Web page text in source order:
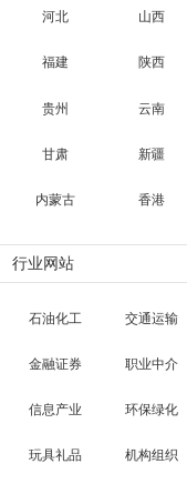
河北 山西
福建 陕西
贵州 云南
甘肃 新疆
内蒙古 香港
行业网站
石油化工 交通运输
金融证券 职业中介
信息产业 环保绿化
玩具礼品 机构组织